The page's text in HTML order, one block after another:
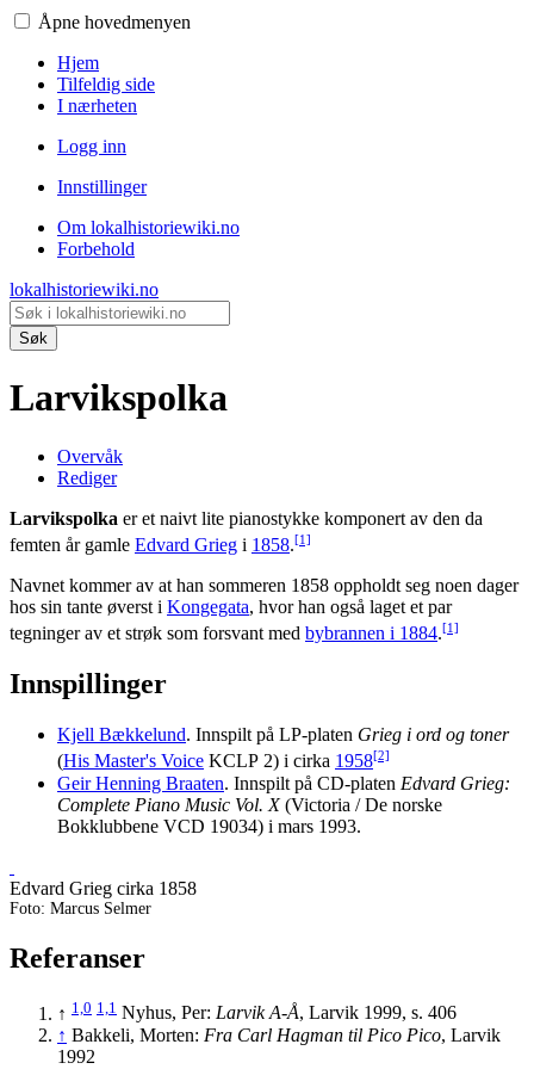
Åpne hovedmenyen
Hjem
Tilfeldig side
I nærheten
Logg inn
Innstillinger
Om lokalhistoriewiki.no
Forbehold
lokalhistoriewiki.no
Søk
Larvikspolka
Overvåk
Rediger
Larvikspolka er et naivt lite pianostykke komponert av den da
femten år gamle Edvard Grieg i 1858.[1]
Navnet kommer av at han sommeren 1858 oppholdt seg noen dager
hos sin tante øverst i Kongegata, hvor han også laget et par
tegninger av et strøk som forsvant med bybrannen i 1884.[1]
Innspillinger
Kjell Bækkelund. Innspilt på LP-platen Grieg i ord og toner
(His Master's Voice KCLP 2) i cirka 1958[2]
Geir Henning Braaten. Innspilt på CD-platen Edvard Grieg:
Complete Piano Music Vol. X(Victoria / De norske
Bokklubbene VCD 19034) i mars 1993.
Edvard Grieg cirka 1858
Foto: Marcus Selmer
Referanser
↑ 1,0 1,1 Nyhus, Per: Larvik A-Å, Larvik 1999, s. 406
↑ Bakkeli, Morten: Fra Carl Hagman til Pico Pico, Larvik
1992